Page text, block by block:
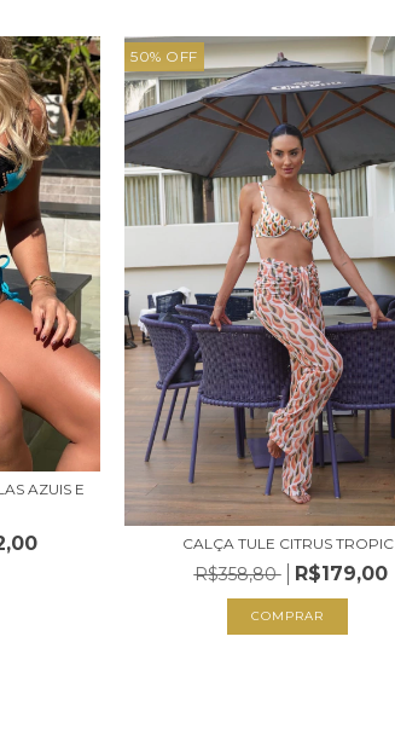
AZUIS E
50% OFF
CALÇA TULE CITRUS TROPIC
R$358,80 R$179,00
COMPRAR